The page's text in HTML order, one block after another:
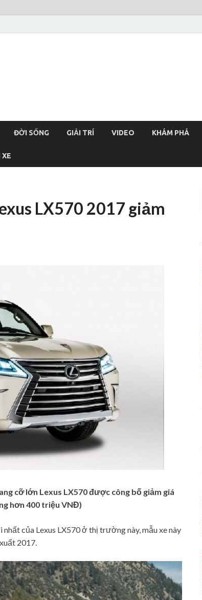
ĐỜI SỐNG GIẢI TRÍ VIDEO KHÁM PHÁ
XE
LX570 2017 giảm
cỡ lớn Lexus LX570 được công bố giảm giá
hơn 400 triệu VNĐ)
của Lexus LX570 ở thị trường này, mẫu xe này
2017.